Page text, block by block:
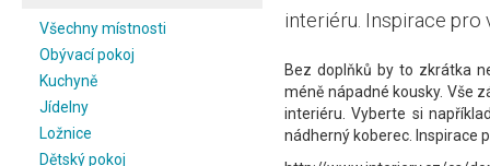
Všechny místnosti
Obývací pokoj
Kuchyně
Jídelny
Ložnice
Dětský pokoj
interiéru. Inspirace pro
Bez doplňků by to zkrátka
méně nápadné kousky. Vše
interiéru. Vyberte si
nádherný koberec. Inspirace